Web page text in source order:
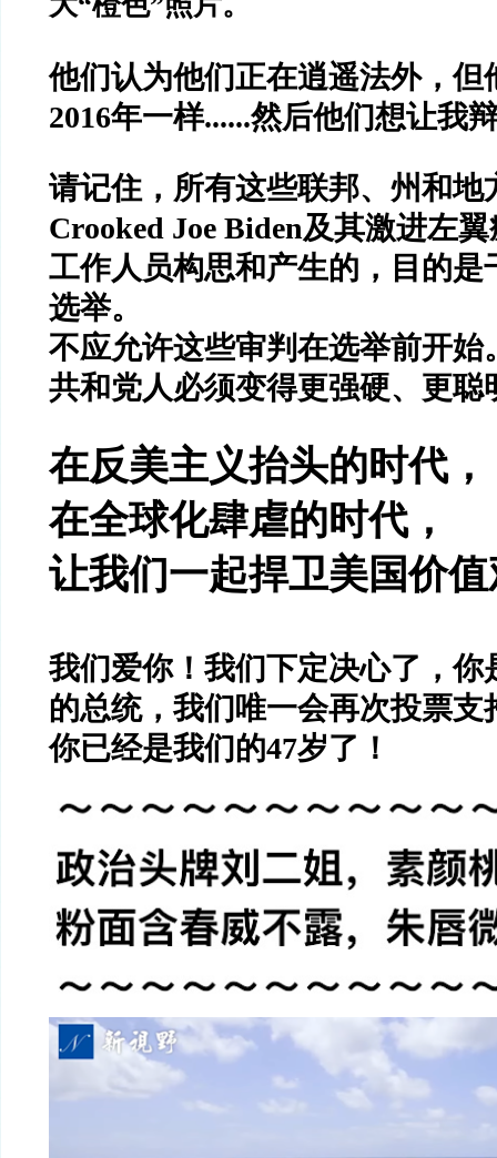
他们认为他们正在逍遥法外，但
2016年一样......然后他们想让我
请记住，所有这些联邦、州和地
Crooked Joe Biden及其激进左
工作人员构思和产生的，目的是
选举。
不应允许这些审判在选举前开始
共和党人必须变得更强硬、更聪
在反美主义抬头的时代，
在全球化肆虐的时代，
让我们一起捍卫美国价
我们爱你！我们下定决心了，你
的总统，我们唯一会再次投票支
你已经是我们的47岁了！